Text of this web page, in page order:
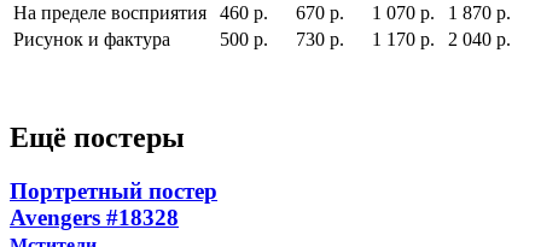
На пределе восприятия
460 р. 670 р. 1 070 р.
1 870 р.
Рисунок и фактура
500 р. 730 р. 1 170 р. 2 040 р.
Ещё постеры
Портретный постер
Avengers #18328